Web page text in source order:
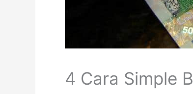
4 Cara Simple